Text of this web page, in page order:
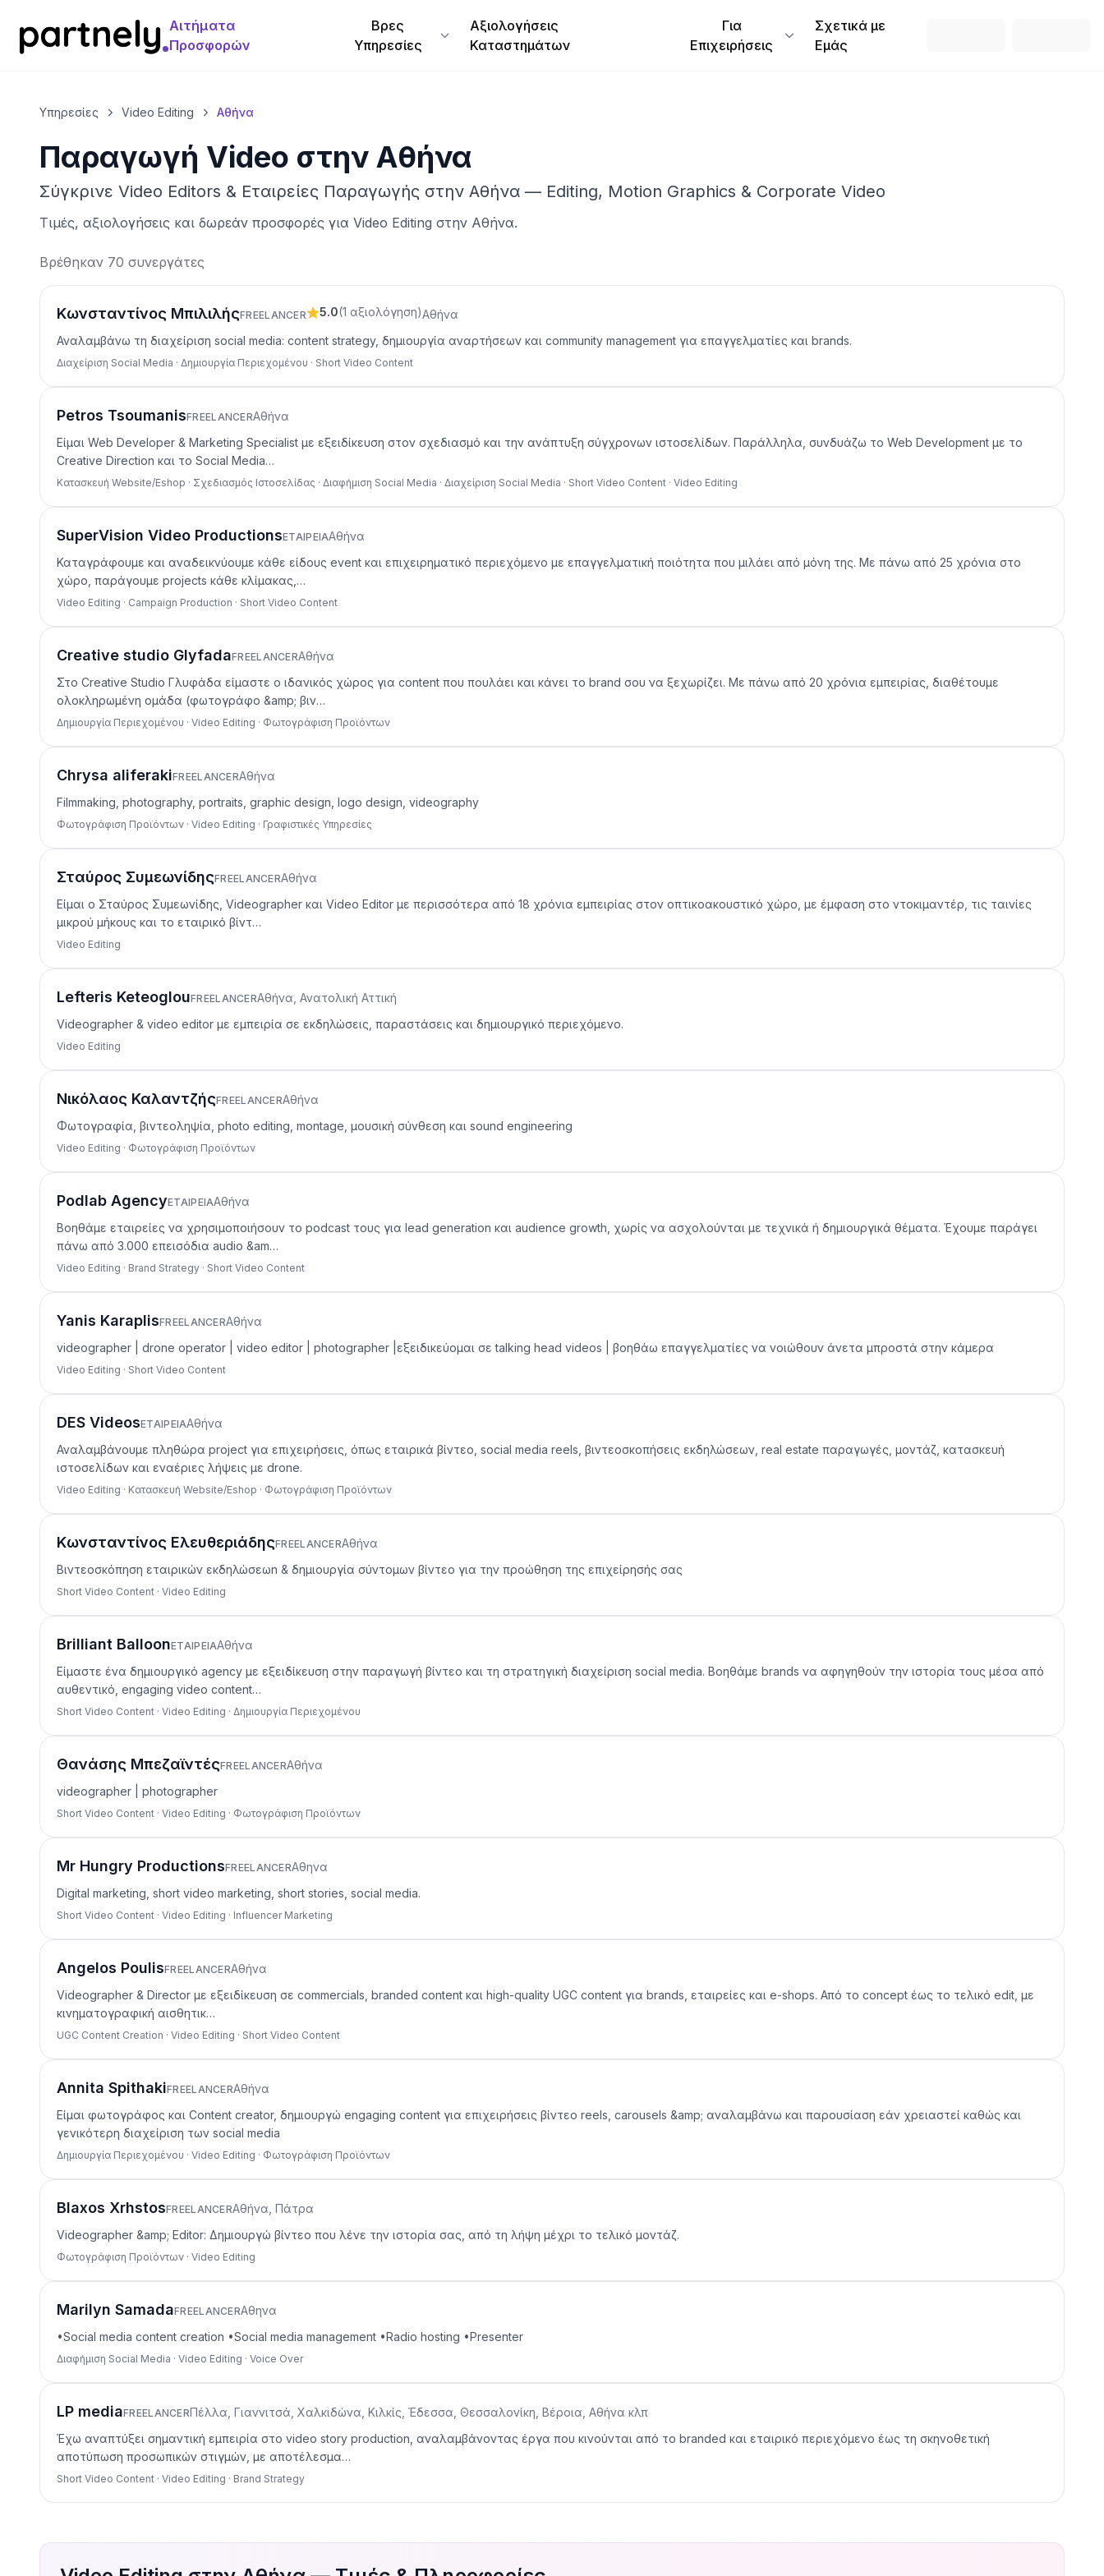
Αιτήματα
Προσφορών
Βρες
Υπηρεσίες
Αξιολογήσεις
Καταστημάτων
Για
Επιχειρήσεις
Σχετικά με
Εμάς
Υπηρεσίες Video Editing Αθήνα
Παραγωγή Video στην Αθήνα
Σύγκρινε Video Editors & Εταιρείες Παραγωγής στην Αθήνα — Editing, Motion Graphics & Corporate Video
Τιμές, αξιολογήσεις και δωρεάν προσφορές για Video Editing στην Αθήνα.
Βρέθηκαν 70 συνεργάτες
Κωνσταντίνος ΜπιλιλήςFREELANCER 5.0(1 αξιολόγηση)Αθήνα
Αναλαμβάνω τη διαχείριση social media: content strategy, δημιουργία αναρτήσεων και community management για επαγγελματίες και brands.
Διαχείριση Social Media · Δημιουργία Περιεχομένου · Short Video Content
Petros TsoumanisFREELANCERΑθήνα
Είμαι Web Developer & Marketing Specialist με εξειδίκευση στον σχεδιασμό και την ανάπτυξη σύγχρονων ιστοσελίδων. Παράλληλα, συνδυάζω το Web Development με το
Creative Direction και το Social Media…
Κατασκευή Website/Eshop · Σχεδιασμός Ιστοσελίδας · Διαφήμιση Social Media · Διαχείριση Social Media · Short Video Content · Video Editing
SuperVision Video ProductionsΕΤΑΙΡΕΊΑΑθήνα
Καταγράφουμε και αναδεικνύουμε κάθε είδους event και επιχειρηματικό περιεχόμενο με επαγγελματική ποιότητα που μιλάει από μόνη της. Με πάνω από 25 χρόνια στο
χώρο, παράγουμε projects κάθε κλίμακας,…
Video Editing · Campaign Production · Short Video Content
Creative studio GlyfadaFREELANCERΑθήνα
Στο Creative Studio Γλυφάδα είμαστε ο ιδανικός χώρος για content που πουλάει και κάνει το brand σου να ξεχωρίζει. Με πάνω από 20 χρόνια εμπειρίας, διαθέτουμε
ολοκληρωμένη ομάδα (φωτογράφο &amp; βιν…
Δημιουργία Περιεχομένου · Video Editing · Φωτογράφιση Προϊόντων
Chrysa aliferakiFREELANCERΑθήνα
Filmmaking, photography, portraits, graphic design, logo design, videography
Φωτογράφιση Προϊόντων · Video Editing · Γραφιστικές Υπηρεσίες
Σταύρος ΣυμεωνίδηςFREELANCERΑθήνα
Είμαι ο Σταύρος Συμεωνίδης, Videographer και Video Editor με περισσότερα από 18 χρόνια εμπειρίας στον οπτικοακουστικό χώρο, με έμφαση στο ντοκιμαντέρ, τις ταινίες
μικρού μήκους και το εταιρικό βίντ…
Video Editing
Lefteris KeteoglouFREELANCERΑθήνα, Ανατολική Αττική
Videographer & video editor με εμπειρία σε εκδηλώσεις, παραστάσεις και δημιουργικό περιεχόμενο.
Video Editing
Νικόλαος ΚαλαντζήςFREELANCERΑθήνα
Φωτογραφία, βιντεοληψία, photo editing, montage, μουσική σύνθεση και sound engineering
Video Editing · Φωτογράφιση Προϊόντων
Podlab AgencyΕΤΑΙΡΕΊΑΑθήνα
Βοηθάμε εταιρείες να χρησιμοποιήσουν το podcast τους για lead generation και audience growth, χωρίς να ασχολούνται με τεχνικά ή δημιουργικά θέματα. Έχουμε παράγει
πάνω από 3.000 επεισόδια audio &am…
Video Editing · Brand Strategy · Short Video Content
Yanis KaraplisFREELANCERΑθήνα
videographer | drone operator | video editor | photographer |εξειδικεύομαι σε talking head videos | βοηθάω επαγγελματίες να νοιώθουν άνετα μπροστά στην κάμερα
Video Editing · Short Video Content
DES VideosΕΤΑΙΡΕΊΑΑθήνα
Αναλαμβάνουμε πληθώρα project για επιχειρήσεις, όπως εταιρικά βίντεο, social media reels, βιντεοσκοπήσεις εκδηλώσεων, real estate παραγωγές, μοντάζ, κατασκευή
ιστοσελίδων και εναέριες λήψεις με drone.
Video Editing · Κατασκευή Website/Eshop · Φωτογράφιση Προϊόντων
Κωνσταντίνος ΕλευθεριάδηςFREELANCERΑθήνα
Bιντεοσκόπηση εταιρικών εκδηλώσεωn & δημιουργία σύντομων βίντεο για την προώθηση της επιχείρησής σας
Short Video Content · Video Editing
Brilliant BalloonΕΤΑΙΡΕΊΑΑθήνα
Είμαστε ένα δημιουργικό agency με εξειδίκευση στην παραγωγή βίντεο και τη στρατηγική διαχείριση social media. Βοηθάμε brands να αφηγηθούν την ιστορία τους μέσα από
αυθεντικό, engaging video content…
Short Video Content · Video Editing · Δημιουργία Περιεχομένου
Θανάσης ΜπεζαϊντέςFREELANCERΑθήνα
videographer | photographer
Short Video Content · Video Editing · Φωτογράφιση Προϊόντων
Mr Hungry ProductionsFREELANCERΑθηνα
Digital marketing, short video marketing, short stories, social media.
Short Video Content · Video Editing · Influencer Marketing
Angelos PoulisFREELANCERΑθήνα
Videographer & Director με εξειδίκευση σε commercials, branded content και high-quality UGC content για brands, εταιρείες και e-shops. Από το concept έως το τελικό edit, με
κινηματογραφική αισθητικ…
UGC Content Creation · Video Editing · Short Video Content
Annita SpithakiFREELANCERΑθήνα
Είμαι φωτογράφος και Content creator, δημιουργώ engaging content για επιχειρήσεις βίντεο reels, carousels &amp; αναλαμβάνω και παρουσίαση εάν χρειαστεί καθώς και
γενικότερη διαχείριση των social media
Δημιουργία Περιεχομένου · Video Editing · Φωτογράφιση Προϊόντων
Blaxos XrhstosFREELANCERΑθήνα, Πάτρα
Videographer &amp; Editor: Δημιουργώ βίντεο που λένε την ιστορία σας, από τη λήψη μέχρι το τελικό μοντάζ.
Φωτογράφιση Προϊόντων · Video Editing
Marilyn SamadaFREELANCERΑθηνα
•Social media content creation •Social media management •Radio hosting •Presenter
Διαφήμιση Social Media · Video Editing · Voice Over
LP mediaFREELANCERΠέλλα, Γιαννιτσά, Χαλκιδώνα, Κιλκίς, Έδεσσα, Θεσσαλονίκη, Βέροια, Αθήνα κλπ
Έχω αναπτύξει σημαντική εμπειρία στο video story production, αναλαμβάνοντας έργα που κινούνται από το branded και εταιρικό περιεχόμενο έως τη σκηνοθετική
αποτύπωση προσωπικών στιγμών, με αποτέλεσμα…
Short Video Content · Video Editing · Brand Strategy